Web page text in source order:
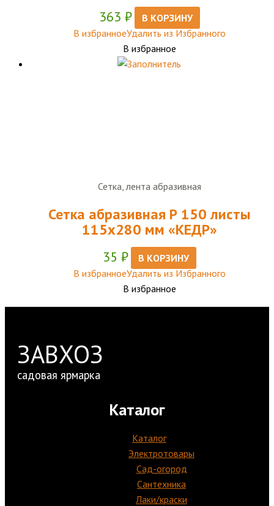
363 ₽
В КОРЗИНУ
В избранноеУдалить из Избранного
В избранное
Сетка, лента абразивная
Сетка абразивная Р 150 листы
115х280 мм «КЕДР»
35 ₽
В КОРЗИНУ
В избранноеУдалить из Избранного
В избранное
ЗАВХОЗ
садовая ярмарка
Каталог
Каталог
Электротовары
Сад-огород
Сантехника
Лаки/краски